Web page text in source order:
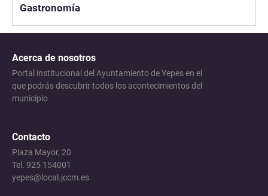
Gastronomía
Acerca de nosotros
Portal institucional del Ayuntamiento de Yepes en el
que podrás descubrir todos los acontecimientos del
municipio
Contacto
Plaza Mayor, 20
Tel. 925 154001
yepes@local.jccm.es